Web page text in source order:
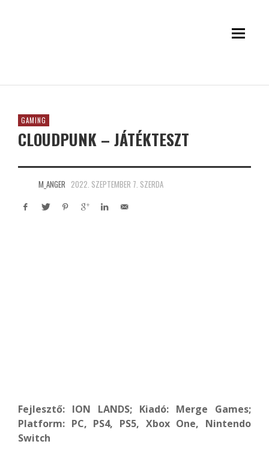
GAMING
CLOUDPUNK – JÁTÉKTESZT
M_ANGER 2022. SZEPTEMBER 7. SZERDA
Fejlesztő: ION LANDS; Kiadó: Merge Games;
Platform: PC, PS4, PS5, Xbox One, Nintendo
Switch